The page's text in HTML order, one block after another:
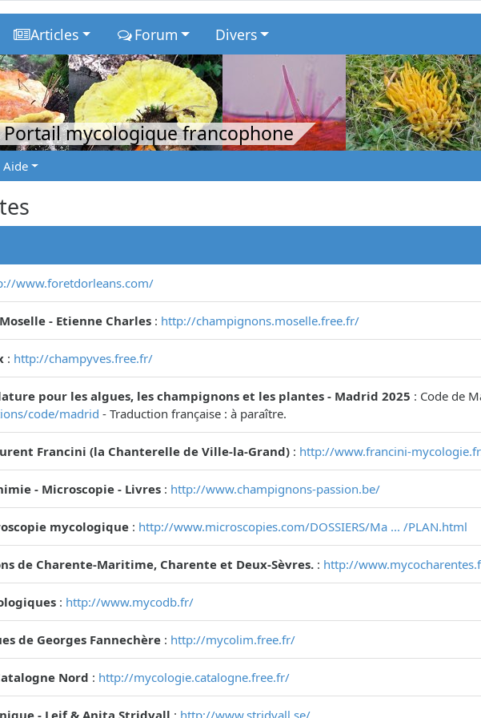
Articles Forum Divers
mycologique francophone
Aide
www.foretdorleans.com/
- Etienne Charles : http://champignons.moselle.free.fr/
: http://champyves.free.fr/
pour les algues, les champignons et les plantes - Madrid 2025 : Code de
code/madrid - Traduction française : à paraître.
Francini (la Chanterelle de Ville-la-Grand) : http://www.francini-
- Microscopie - Livres : http://www.champignons-passion.be/
mycologique : http://www.microscopies.com/DOSSIERS/Ma ... /PLAN.html
de Charente-Maritime, Charente et Deux-Sèvres. : http://
: http://www.mycodb.fr/
de Georges Fannechère : http://mycolim.free.fr/
Nord : http://mycologie.catalogne.free.fr/